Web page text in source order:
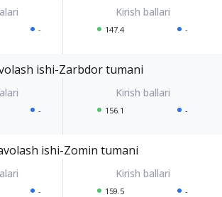
- 147.4 -
ishi-Zarbdor tumani
- 156.1 -
ishi-Zomin tumani
- 159.5 -